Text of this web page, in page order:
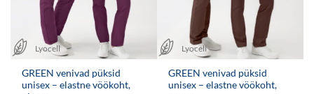
Lyocell
GREEN venivad püksid
unisex – elastne vöökoht,
Lyocell
GREEN venivad püksid
unisex – elastne vöökoht,